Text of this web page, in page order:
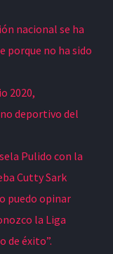
nacional se ha
porque no ha sido
2020,
deportivo del
Pulido con la
Cutty Sark
puedo opinar
la Liga
de éxito”.